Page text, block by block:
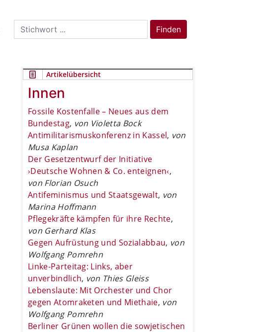
Search
for:
Finden
Artikelübersicht
Innen
Fossile Kostenfalle – Neues aus dem
Bundestag, von Violetta Bock
Antimilitarismuskonferenz in Kassel, von
Musa Kaplan
Der Gesetzentwurf der Initiative
›Deutsche Wohnen & Co. enteignen‹,
von Florian Osuch
Antifeminismus und Staatsgewalt, von
Marina Hoffmann
Pflegekräfte kämpfen für ihre Rechte,
von Gerhard Klas
Gegen Aufrüstung und Sozialabbau, von
Wolfgang Pomrehn
Linke-Parteitag: Links, aber
unverbindlich, von Thies Gleiss
Lebenslaute: Mit Orchester und Chor
gegen Atomraketen und Miethaie, von
Wolfgang Pomrehn
Berliner Grünen wollen die sowjetischen